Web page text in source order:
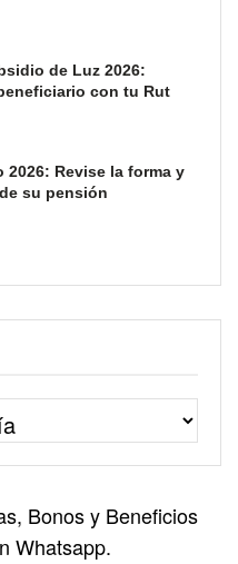
de Luz 2026:
con tu Rut
2026: Revise la forma y
su pensión
Bonos y Beneficios
Whatsapp.